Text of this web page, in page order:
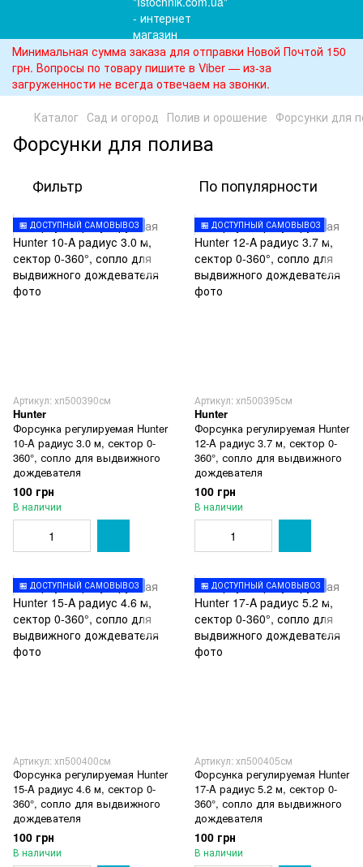
Минимальная сумма заказа для отправки Новой Почтой 150
грн. Вопросы по товару пишите в Viber — из-за
загруженности не всегда отвечаем на звонки.
Каталог Сад и огород Полив и орошение Форсунки для
Форсунки для полива
Фильтр По популярности
🏪 ДОСТУПНЫЙ САМОВЫВОЗ
Артикул: хп500390см
Hunter
Форсунка регулируемая Hunter
10-A радиус 3.0 м, сектор 0-
360°, сопло для выдвижного
дождевателя
100 грн
В наличии
🏪 ДОСТУПНЫЙ САМОВЫВОЗ
Артикул: хп500395см
Hunter
Форсунка регулируемая Hunter
12-A радиус 3.7 м, сектор 0-
360°, сопло для выдвижного
дождевателя
100 грн
В наличии
🏪 ДОСТУПНЫЙ САМОВЫВОЗ
Артикул: хп500400см
Форсунка регулируемая Hunter
15-A радиус 4.6 м, сектор 0-
360°, сопло для выдвижного
дождевателя
100 грн
В наличии
🏪 ДОСТУПНЫЙ САМОВЫВОЗ
Артикул: хп500405см
Форсунка регулируемая Hunter
17-A радиус 5.2 м, сектор 0-
360°, сопло для выдвижного
дождевателя
100 грн
В наличии